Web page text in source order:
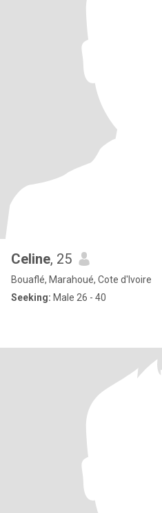
Celine, 25
Bouaflé, Marahoué, Cote d'Ivoire
Seeking: Male 26 - 40